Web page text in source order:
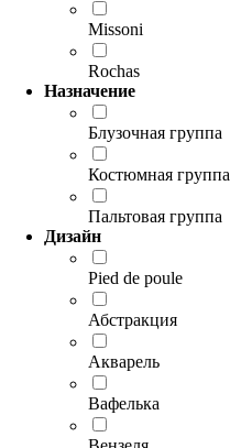
Missoni
Rochas
Назначение
Блузочная группа
Костюмная группа
Пальтовая группа
Дизайн
Pied de poule
Абстракция
Акварель
Вафелька